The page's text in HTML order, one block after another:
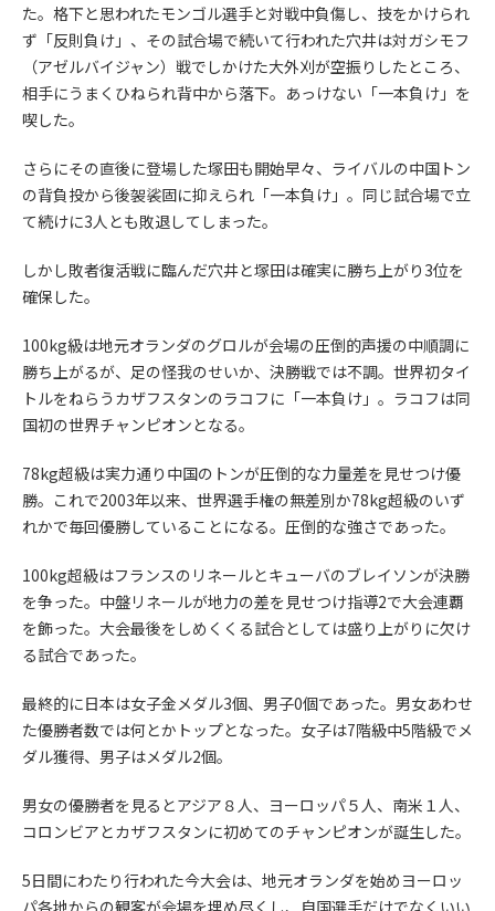
た。格下と思われたモンゴル選手と対戦中負傷し、技をかけられ
ず「反則負け」、その試合場で続いて行われた穴井は対ガシモフ
（アゼルバイジャン）戦でしかけた大外刈が空振りしたところ、
相手にうまくひねられ背中から落下。あっけない「一本負け」を
喫した。
さらにその直後に登場した塚田も開始早々、ライバルの中国トン
の背負投から後袈裟固に抑えられ「一本負け」。同じ試合場で立
て続けに3人とも敗退してしまった。
しかし敗者復活戦に臨んだ穴井と塚田は確実に勝ち上がり3位を
確保した。
100kg級は地元オランダのグロルが会場の圧倒的声援の中順調に
勝ち上がるが、足の怪我のせいか、決勝戦では不調。世界初タイ
トルをねらうカザフスタンのラコフに「一本負け」。ラコフは同
国初の世界チャンピオンとなる。
78kg超級は実力通り中国のトンが圧倒的な力量差を見せつけ優
勝。これで2003年以来、世界選手権の無差別か78kg超級のいず
れかで毎回優勝していることになる。圧倒的な強さであった。
100kg超級はフランスのリネールとキューバのブレイソンが決勝
を争った。中盤リネールが地力の差を見せつけ指導2で大会連覇
を飾った。大会最後をしめくくる試合としては盛り上がりに欠け
る試合であった。
最終的に日本は女子金メダル3個、男子0個であった。男女あわせ
た優勝者数では何とかトップとなった。女子は7階級中5階級でメ
ダル獲得、男子はメダル2個。
男女の優勝者を見るとアジア８人、ヨーロッパ５人、南米１人、
コロンビアとカザフスタンに初めてのチャンピオンが誕生した。
5日間にわたり行われた今大会は、地元オランダを始めヨーロッ
パ各地からの観客が会場を埋め尽くし、自国選手だけでなくいい